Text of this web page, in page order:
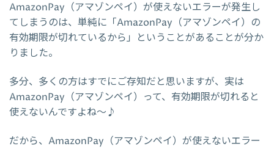
AmazonPay（アマゾンペイ）が使えないエラーが発生し
てしまうのは、単純に「AmazonPay（アマゾンペイ）の
有効期限が切れているから」ということがあることが分か
りました。
多分、多くの方はすでにご存知だと思いますが、実は
AmazonPay（アマゾンペイ）って、有効期限が切れると
使えないんですよね～♪
だから、AmazonPay（アマゾンペイ）が使えないエラー